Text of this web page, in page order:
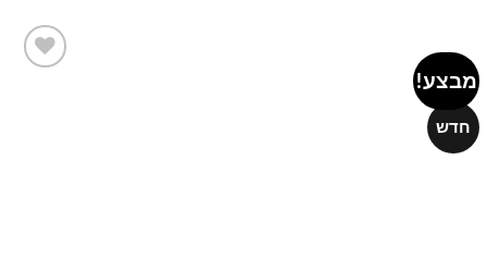
מבצע!
חדש